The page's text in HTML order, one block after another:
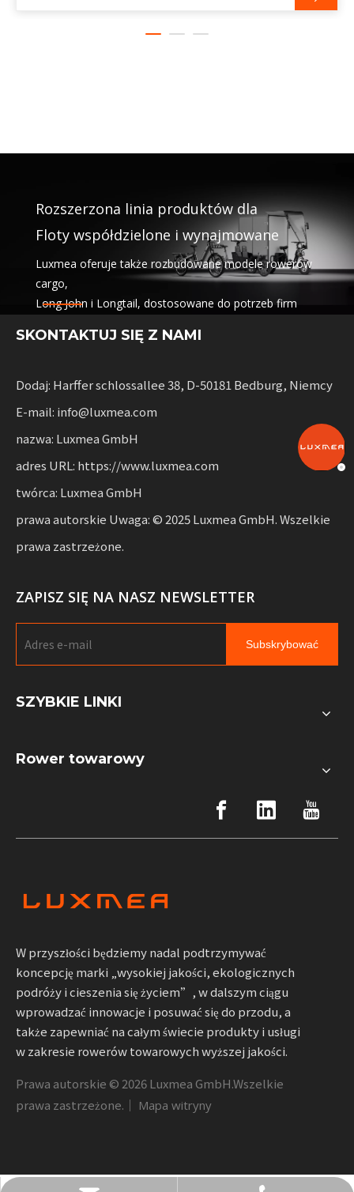
Rozszerzona linia produktów dla
Floty współdzielone i wynajmowane
Luxmea oferuje także rozbudowane modele rowerów
cargo,
Long John i Longtail, dostosowane do potrzeb firm
usługi współdzielenia i wynajem flot. Rozwiązania te
z elastycznością dla przedsiębiorstw korzystających ze
SKONTAKTUJ SIĘ Z NAMI
Dodaj: Harffer schlossallee 38, D-50181 Bedburg, Niemcy
E-mail: info@luxmea.com
nazwa: Luxmea GmbH
adres URL: https://www.luxmea.com
twórca: Luxmea GmbH
prawa autorskie Uwaga: © 2025 Luxmea GmbH. Wszelkie
prawa zastrzeżone.
ZAPISZ SIĘ NA NASZ NEWSLETTER
Subskrybować
SZYBKIE LINKI
Rower towarowy
W przyszłości będziemy nadal podtrzymywać
koncepcję marki „wysokiej jakości, ekologicznych
podróży i cieszenia się życiem”, w dalszym ciągu
wprowadzać innowacje i posuwać się do przodu, a
także zapewniać na całym świecie produkty i usługi
w zakresie rowerów towarowych wyższej jakości.
Prawa autorskie © 2026Luxmea GmbH.Wszelkie
prawa zastrzeżone.｜ Mapa witryny